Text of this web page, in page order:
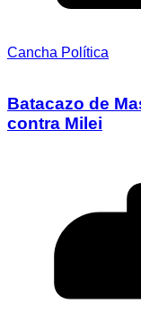
Cancha Política
Batacazo de
contra Milei